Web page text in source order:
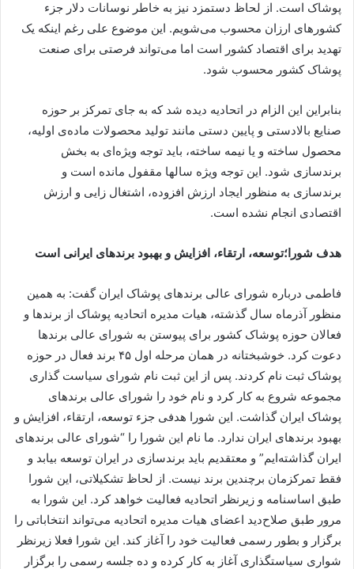
پوشاک است. از لحاظ دستمزد نیز به خاطر نوسانات دلار جزء
کشورهای ارزان محسوب می‌شویم. این موضوع علی رغم اینکه یک
تهدید برای اقتصاد کشور است اما می‌تواند فرصتی برای صنعت
پوشاک کشور محسوب شود.
بنابراین این الزام در اتحادیه دیده شد که به جای تمرکز بر حوزه
صنایع بالادستی و پایین دستی مانند تولید محصولات ماده‌ی اولیه،
محصول ساخته و یا نیمه ساخته، باید توجه ویژه‌ای به بخش
برندسازی شود. این توجه ویژه سالها مقفول مانده است و
برندسازی به منظور ایجاد ارزش افزوده، اشتغال زایی و ارزش
اقتصادی انجام نشده است.
هدف شورا؛توسعه، ارتقاء، افزایش و بهبود برندهای ایرانی است
فاطمی درباره شورای عالی برندهای پوشاک ایران گفت: به همین
منظور آذرماه سال گذشته، هیات مدیره اتحادیه پوشاک از برندها و
فعالان حوزه پوشاک کشور برای پیوستن به شورای عالی برندها
دعوت کرد. خوشبختانه در همان مرحله اول ۴۵ برند فعال در حوزه
پوشاک ثبت نام کردند. پس از این ثبت نام شورای سیاست گذاری
مجموعه شروع به کار کرد و نام خود را شورای عالی برندهای
پوشاک ایران گذاشت. این شورا هدفی جزء توسعه، ارتقاء، افزایش و
بهبود برندهای ایران ندارد. ما نام این شورا را “شورای عالی برندهای
ایران گذاشته‌ایم” و معتقدیم باید برندسازی در ایران توسعه بیابد و
فقط تمرکزمان برچندین برند نیست. از لحاظ تشکیلاتی، این شورا
طبق اساسنامه و زیرنظر اتحادیه فعالیت خواهد کرد. این شورا به
مرور طبق صلاح‌دید اعضای هیات مدیره اتحادیه می‌تواند انتخاباتی را
برگزار و بطور رسمی فعالیت خود را آغاز کند. این شورا فعلا زیرنظر
شواری سیاستگذاری آغاز به کار کرده و ده جلسه رسمی را برگزار